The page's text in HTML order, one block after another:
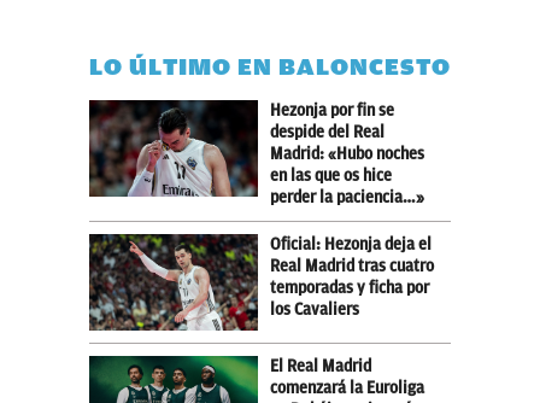
LO ÚLTIMO EN BALONCESTO
Hezonja por fin se
despide del Real
Madrid: «Hubo noches
en las que os hice
perder la paciencia…»
Oficial: Hezonja deja el
Real Madrid tras cuatro
temporadas y ficha por
los Cavaliers
El Real Madrid
comenzará la Euroliga